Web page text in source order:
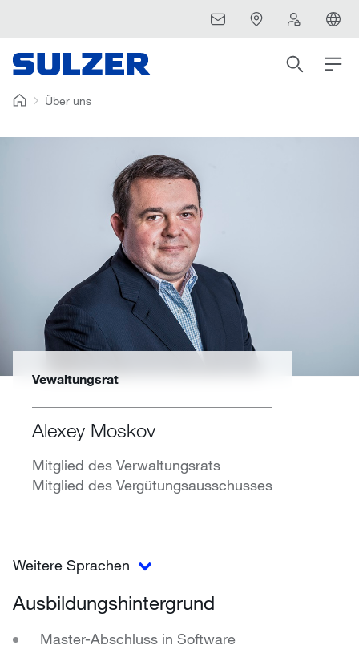
Über uns
Vewaltungsrat
Alexey Moskov
Mitglied des Verwaltungsrats
Mitglied des Vergütungsausschusses
Weitere Sprachen
Ausbildungshintergrund
Master-Abschluss in Software